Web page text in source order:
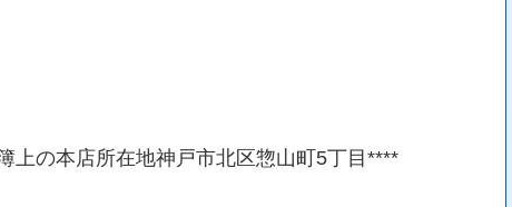
上の本店所在地神戸市北区惣山町5丁目****